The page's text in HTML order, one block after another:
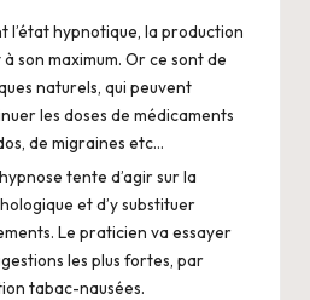
l’état hypnotique, la production
son maximum. Or ce sont de
naturels, qui peuvent
les doses de médicaments
de migraines etc…
tente d’agir sur la
et d’y substituer
Le praticien va essayer
les plus fortes, par
tabac-nausées.